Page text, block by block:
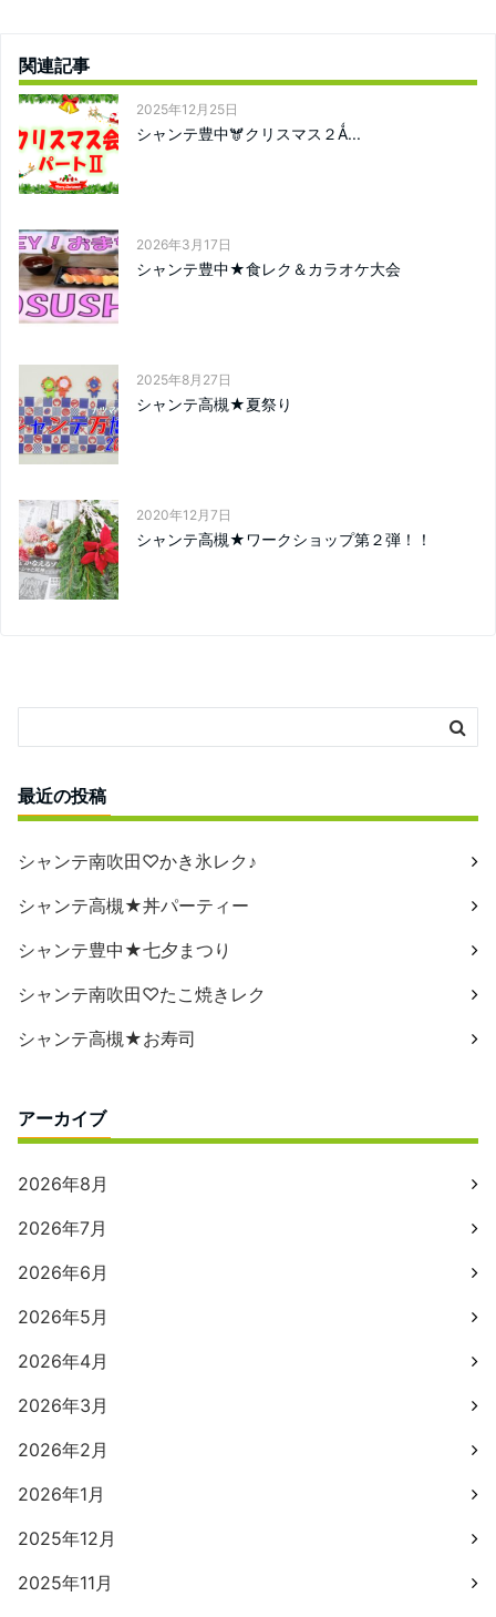
関連記事
2025年12月25日
シャンテ豊中🫎クリスマス２Ǻ...
2026年3月17日
シャンテ豊中★食レク＆カラオケ大会
2025年8月27日
シャンテ高槻★夏祭り
2020年12月7日
シャンテ高槻★ワークショップ第２弾！！
最近の投稿
シャンテ南吹田♡かき氷レク♪
シャンテ高槻★丼パーティー
シャンテ豊中★七夕まつり
シャンテ南吹田♡たこ焼きレク
シャンテ高槻★お寿司
アーカイブ
2026年8月
2026年7月
2026年6月
2026年5月
2026年4月
2026年3月
2026年2月
2026年1月
2025年12月
2025年11月